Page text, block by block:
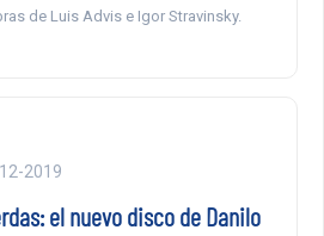
de Luis Advis e Igor Stravinsky.
2019
el nuevo disco de Danilo